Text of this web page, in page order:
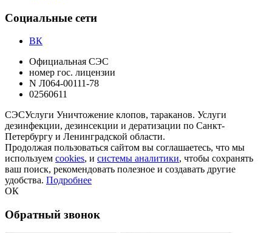
Социальные сети
ВК
Официальная СЭС
номер гос. лицензии
N Л064-00111-78
02560611
СЭСУслуги Уничтожение клопов, тараканов. Услуги
дезинфекции, дезинсекции и дератизации по Санкт-
Петербургу и Ленинградской области.
Продолжая пользоваться сайтом вы соглашаетесь, что мы
используем cookies, и системы аналитики, чтобы сохранять
ваш поиск, рекомендовать полезное и создавать другие
удобства. Подробнее
ОК
Обратный звонок